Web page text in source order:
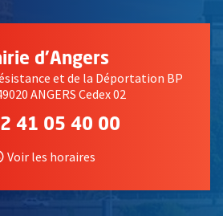
d'Angers
et de la Déportation BP
ANGERS Cedex 02
41 05 40 00
Voir les horaires